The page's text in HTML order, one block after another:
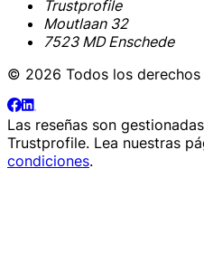
Trustprofile
Moutlaan 32
7523 MD Enschede
© 2026 Todos los derechos
Las reseñas son
Trustprofile. Lea nuestras
condiciones.